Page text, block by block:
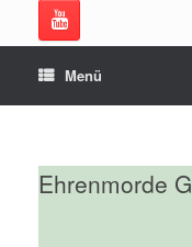
Menü
Ehrenmorde